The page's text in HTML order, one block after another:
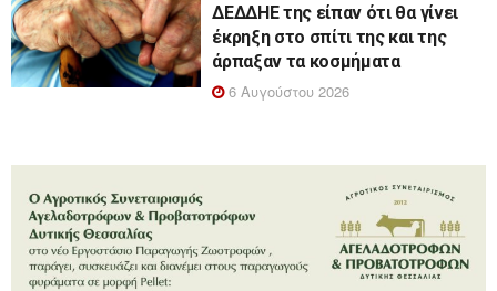
ΔΕΔΔΗΕ της είπαν ότι θα γίνει
έκρηξη στο σπίτι της και της
άρπαξαν τα κοσμήματα
6 Αυγούστου 2026